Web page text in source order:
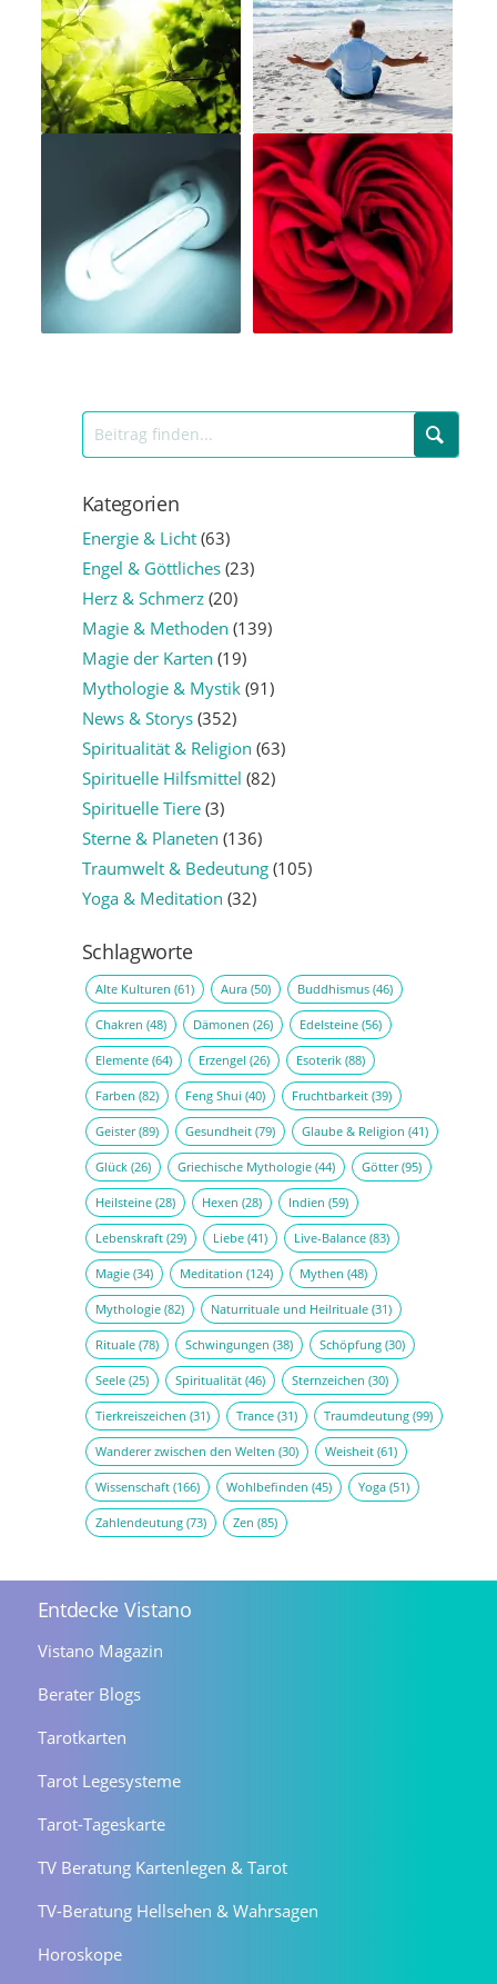
Kategorien
Energie & Licht(63)
Engel & Göttliches(23)
Herz & Schmerz(20)
Magie & Methoden (139)
Magie der Karten (19)
Mythologie & Mystik(91)
News & Storys(352)
Spiritualität & Religion (63)
Spirituelle Hilfsmittel (82)
Spirituelle Tiere(3)
Sterne & Planeten (136)
Traumwelt & Bedeutung(105)
Yoga & Meditation (32)
Schlagworte
Alte Kulturen (61) Aura(50) Buddhismus(46)
Chakren (48) Dämonen (26) Edelsteine(56)
Elemente(64) Erzengel (26) Esoterik(88)
Farben (82) Feng Shui (40) Fruchtbarkeit(39)
Geister(89) Gesundheit(79) Glaube & Religion (41)
Glück(26) Griechische Mythologie(44) Götter(95)
Heilsteine(28) Hexen (28) Indien (59)
Lebenskraft(29) Liebe(41) Live-Balance(83)
Magie(34) Meditation (124) Mythen (48)
Mythologie(82) Naturrituale und Heilrituale(31)
Rituale(78) Schwingungen (38) Schöpfung(30)
Seele(25) Spiritualität(46) Sternzeichen (30)
Tierkreiszeichen (31) Trance(31) Traumdeutung(99)
Wanderer zwischen den Welten (30) Weisheit(61)
Wissenschaft(166) Wohlbefinden (45) Yoga(51)
Zahlendeutung(73) Zen (85)
Entdecke Vistano
Vistano Magazin
Berater Blogs
Tarotkarten
Tarot Legesysteme
Tarot-Tageskarte
TV Beratung Kartenlegen & Tarot
TV-Beratung Hellsehen & Wahrsagen
Horoskope